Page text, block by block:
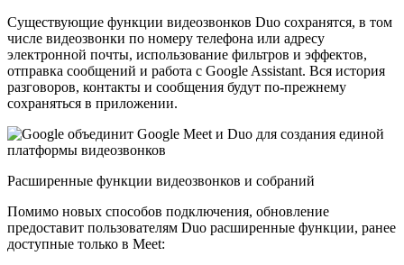
Существующие функции видеозвонков Duo сохранятся, в том
числе видеозвонки по номеру телефона или адресу
электронной почты, использование фильтров и эффектов,
отправка сообщений и работа с Google Assistant. Вся история
разговоров, контакты и сообщения будут по-прежнему
сохраняться в приложении.
Расширенные функции видеозвонков и собраний
Помимо новых способов подключения, обновление
предоставит пользователям Duo расширенные функции, ранее
доступные только в Meet: